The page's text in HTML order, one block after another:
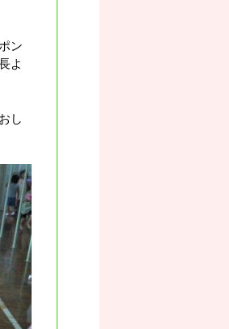
ン
よ
し